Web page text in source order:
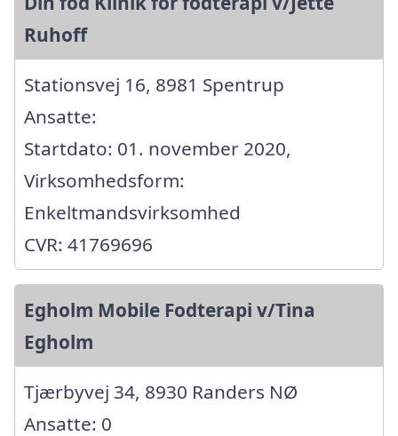
Ruhoff
Stationsvej 16, 8981 Spentrup
Ansatte:
Startdato: 01. november 2020,
Virksomhedsform:
Enkeltmandsvirksomhed
CVR: 41769696
Egholm Mobile Fodterapi v/Tina
Egholm
Tjærbyvej 34, 8930 Randers NØ
Ansatte: 0